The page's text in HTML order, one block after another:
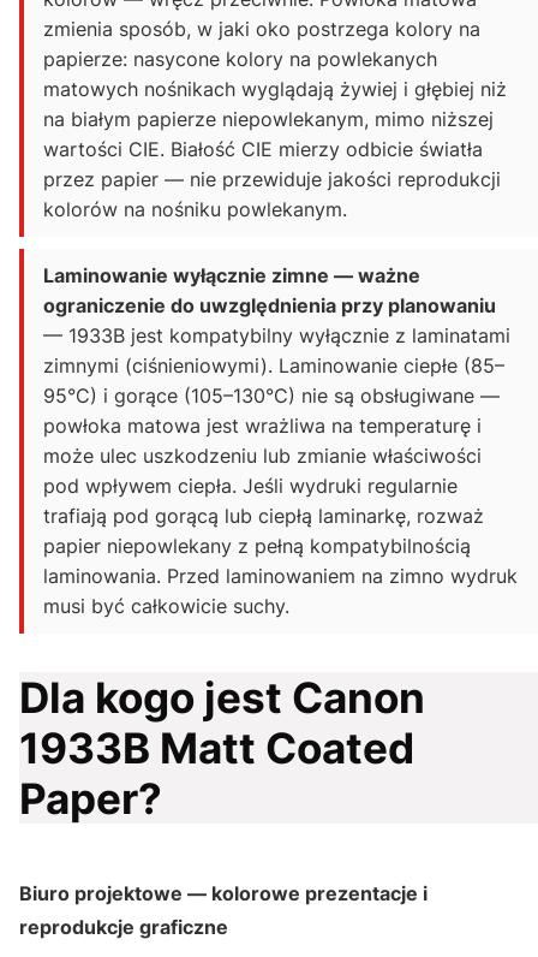
zmienia sposób, w jaki oko postrzega kolory na
papierze: nasycone kolory na powlekanych
matowych nośnikach wyglądają żywiej i głębiej niż
na białym papierze niepowlekanym, mimo niższej
wartości CIE. Białość CIE mierzy odbicie światła
przez papier — nie przewiduje jakości reprodukcji
kolorów na nośniku powlekanym.
Laminowanie wyłącznie zimne — ważne
ograniczenie do uwzględnienia przy planowaniu
— 1933B jest kompatybilny wyłącznie z laminatami
zimnymi (ciśnieniowymi). Laminowanie ciepłe (85–
95°C) i gorące (105–130°C) nie są obsługiwane —
powłoka matowa jest wrażliwa na temperaturę i
może ulec uszkodzeniu lub zmianie właściwości
pod wpływem ciepła. Jeśli wydruki regularnie
trafiają pod gorącą lub ciepłą laminarkę, rozważ
papier niepowlekany z pełną kompatybilnością
laminowania. Przed laminowaniem na zimno wydruk
musi być całkowicie suchy.
Dla kogo jest Canon
1933B Matt Coated
Paper?
Biuro projektowe — kolorowe prezentacje i
reprodukcje graficzne